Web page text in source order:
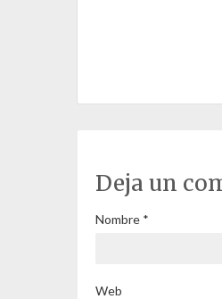
Deja un
Nombre *
Web